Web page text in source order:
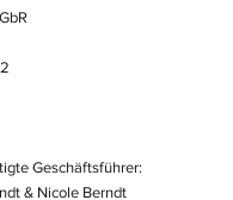
Geschäftsführer:
& Nicole Berndt